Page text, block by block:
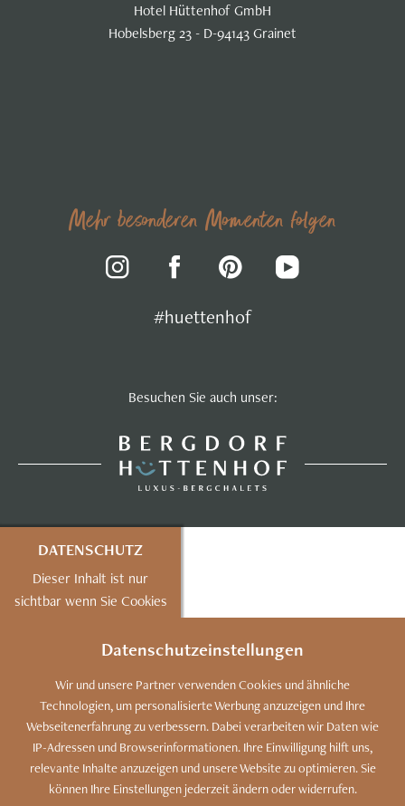
Datenschutzeinstellungen
Wir und unsere Partner verwenden Cookies und ähnliche
Technologien, um personalisierte Werbung anzuzeigen und Ihre
Webseitenerfahrung zu verbessern. Dabei verarbeiten wir Daten wie
IP-Adressen und Browserinformationen. Ihre Einwilligung hilft uns,
relevante Inhalte anzuzeigen und unsere Website zu optimieren. Sie
können Ihre Einstellungen jederzeit ändern oder widerrufen.
Hotel Hüttenhof GmbH
Hobelsberg 23 - D-94143 Grainet
Mehr besonderen Momenten folgen
#huettenhof
Besuchen Sie auch unser:
DATENSCHUTZ
Dieser Inhalt ist nur
sichtbar wenn Sie Cookies
akzeptieren.
AKZEPTIEREN
EINSTELLUNGEN